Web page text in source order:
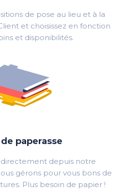
de pose au lieu et à la
et choisissez en fonction
et disponibilités.
paperasse
directement depuis notre
gérons pour vous bons de
Plus besoin de papier !